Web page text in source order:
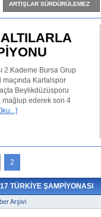
ARTIŞLAR SÜRDÜRÜLEMEZ
2
TÜRKİYE ŞAMPİYONASI
Arşivi